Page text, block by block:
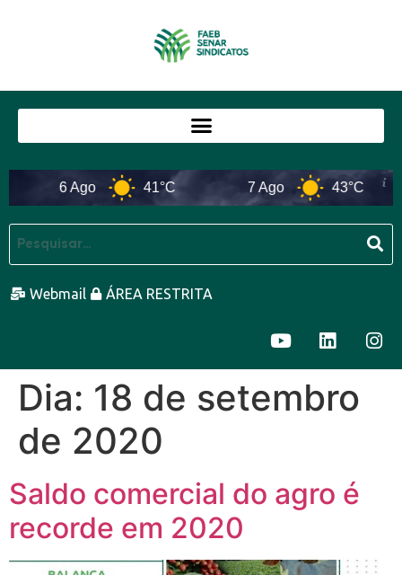
6 Ago 41°C 7 Ago 43°C
Webmail ÁREA RESTRITA
Dia: 18 de setembro
de 2020
Saldo comercial do agro é
recorde em 2020